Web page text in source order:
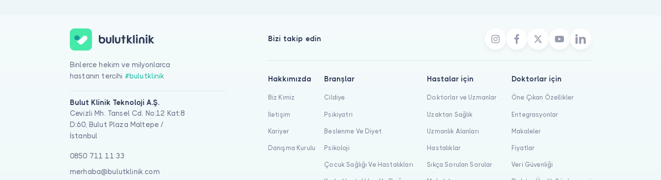
Binlerce hekim ve milyonlarca
hastanın tercihi #bulutklinik
Bulut Klinik Teknoloji A.Ş.
Cevizli Mh. Tansel Cd. No:12 Kat:8
D:60, Bulut Plaza Maltepe /
İstanbul
0850 711 11 33
merhaba@bulutklinik.com
Bizi takip edin
Hakkımızda
Biz Kimiz
İletişim
Kariyer
Danışma Kurulu
Branşlar
Cildiye
Psikiyatri
Beslenme Ve Diyet
Psikoloji
Çocuk Sağlığı Ve Hastalıkları
Hastalar için
Doktorlar ve Uzmanlar
Uzaktan Sağlık
Uzmanlık Alanları
Hastalıklar
Sıkça Sorulan Sorular
Doktorlar için
Öne Çıkan Özellikler
Entegrasyonlar
Makaleler
Fiyatlar
Veri Güvenliği